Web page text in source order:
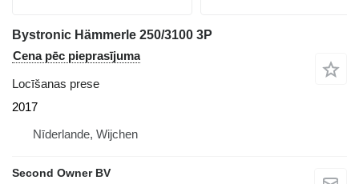
Bystronic Hämmerle 250/3100 3P
Cena pēc pieprasījuma
Locīšanas prese
2017
Nīderlande, Wijchen
Second Owner BV